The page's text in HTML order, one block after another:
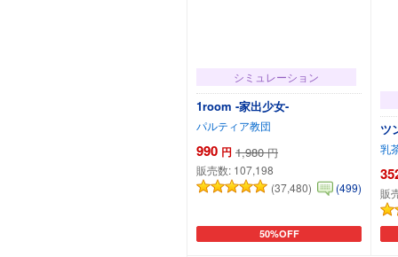
シミュレーション
1room -家出少女-
パルティア教団
990 円 1,980 円
販売数: 107,198
(37,480)
(499)
50%OFF
カートに追加
ツ
乳
販